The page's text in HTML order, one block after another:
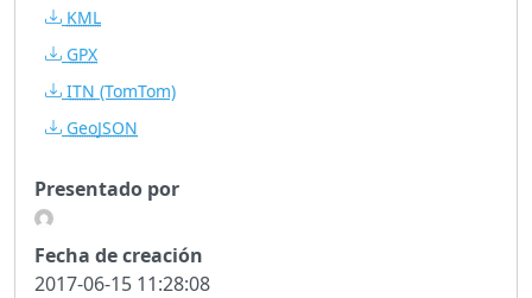
KML
GPX
ITN (TomTom)
GeoJSON
Presentado por
Fecha de creación
2017-06-15 11:28:08